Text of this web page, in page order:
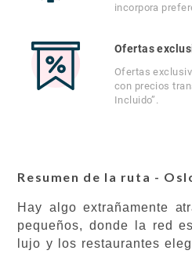
incorpora
Ofertas
Ofertas
con precios
Incluido”.
Resumen de la ruta -
Hay algo extrañamente
pequeños, donde la red
lujo y los restaurantes